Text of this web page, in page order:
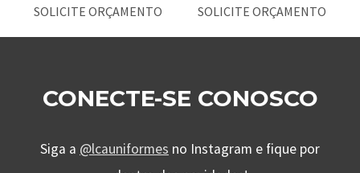
SOLICITE ORÇAMENTO SOLICITE ORÇAMENTO
CONECTE-SE CONOSCO
Siga a @lcauniformes no Instagram e fique por